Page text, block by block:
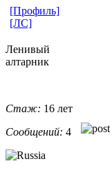
[Профиль]
[ЛС]
Ленивый
алтарник
Стаж: 16 лет
Сообщений: 4